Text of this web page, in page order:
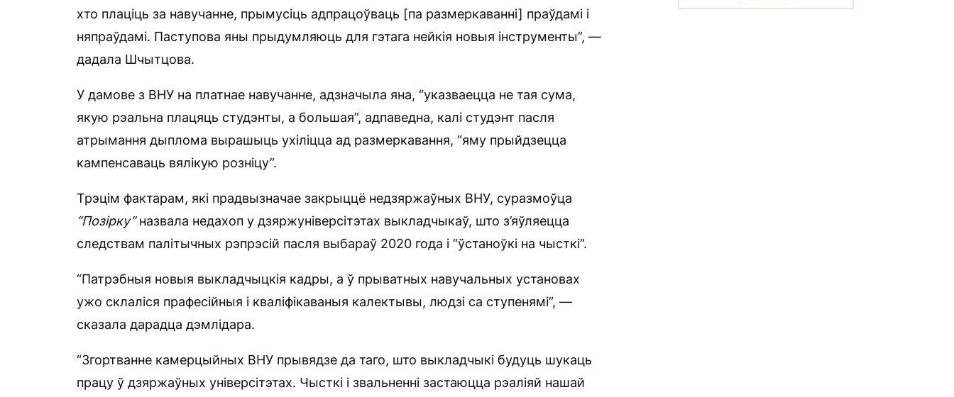
хто плаціць за навучанне, прымусіць адпрацоўваць [па размеркаванні] праўдамі і
няпраўдамі. Паступова яны прыдумляюць для гэтага нейкія новыя інструменты”, —
дадала Шчытцова.
У дамове з ВНУ на платнае навучанне, адзначыла яна, “указваецца не тая сума,
якую рэальна плацяць студэнты, а большая”, адпаведна, калі студэнт пасля
атрымання дыплома вырашыць ухіліцца ад размеркавання, “яму прыйдзецца
кампенсаваць вялікую розніцу”.
Трэцім фактарам, які прадвызначае закрыццё недзяржаўных ВНУ, суразмоўца
“Позірку”назвала недахоп у дзяржуніверсітэтах выкладчыкаў, што з’яўляецца
следствам палітычных рэпрэсій пасля выбараў 2020 года і “ўстаноўкі на чысткі”.
“Патрэбныя новыя выкладчыцкія кадры, а ў прыватных навучальных установах
ужо склаліся прафесійныя і кваліфікаваныя калектывы, людзі са ступенямі”, —
сказала дарадца дэмлідара.
“Згортванне камерцыйных ВНУ прывядзе да таго, што выкладчыкі будуць шукаць
працу ў дзяржаўных універсітэтах. Чысткі і звальненні застаюцца рэаліяй нашай